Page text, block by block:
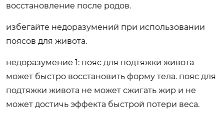
восстановление после родов.
избегайте недоразумений при использовании
поясов для живота.
недоразумение 1: пояс для подтяжки живота
может быстро восстановить форму тела. пояс для
подтяжки живота не может сжигать жир и не
может достичь эффекта быстрой потери веса.